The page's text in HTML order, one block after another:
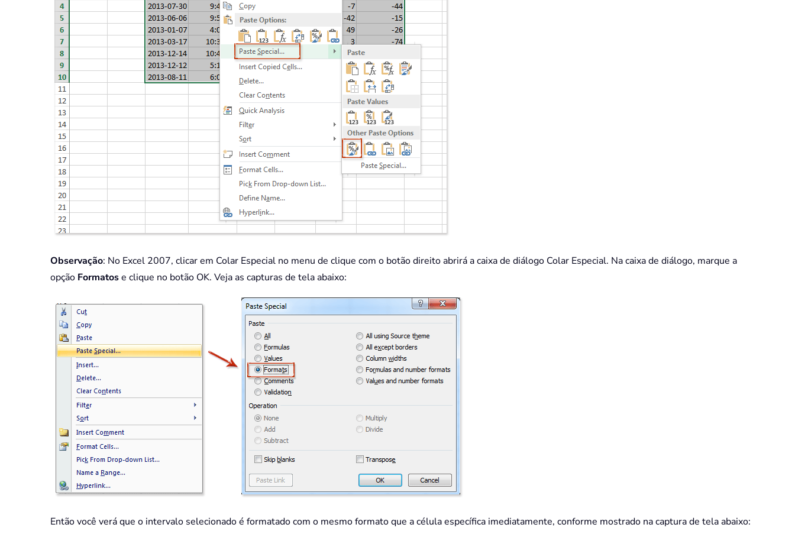
Observação: No Excel 2007, clicar em Colar Especial no menu de clique com o botão direito abrirá a caixa de diálogo Colar Especial. Na caixa de diálogo, marque a
opção Formatose clique no botão OK. Veja as capturas de tela abaixo:
Então você verá que o intervalo selecionado é formatado com o mesmo formato que a célula específica imediatamente, conforme mostrado na captura de tela abaixo: